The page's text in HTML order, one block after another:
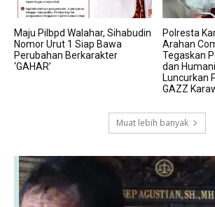
Maju Pilbpd Walahar, Sihabudin
Nomor Urut 1 Siap Bawa
Perubahan Berkarakter
‘GAHAR’
Polresta
Arahan
Tegaskan
dan
Luncurkan
GAZZ
Muat lebih banyak